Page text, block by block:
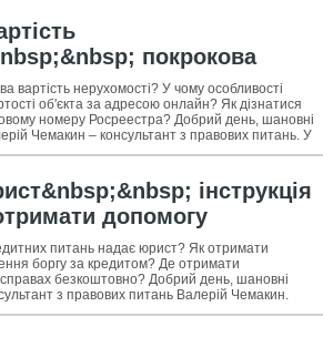
покрокова
кадастрової
+ професійна допомога у
вартість нерухомості? У чому особливості
об'єкта за адресою онлайн? Як дізнатися
номеру Росреестра? Добрий день, шановні
Чемакин – консультант з правових питань. У
інструкція
допомогу
за 5 кроків + 3
вибору кредитного
питань надає юрист? Як отримати
боргу за кредитом? Де отримати
безкоштовно? Добрий день, шановні
з правових питань Валерій Чемакин.